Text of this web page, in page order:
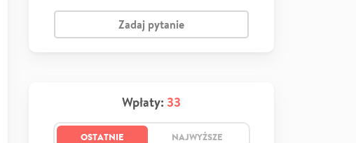
Zadaj pytanie
Wpłaty: 33
OSTATNIE NAJWYŻSZE